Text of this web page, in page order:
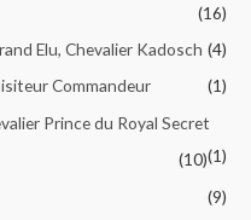
(16)
Elu, Chevalier Kadosch (4)
Commandeur
(1)
Prince du Royal Secret
(1)
(10)
(9)